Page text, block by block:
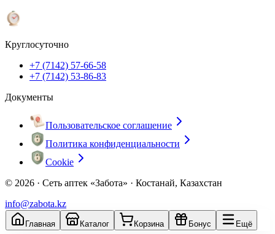
Круглосуточно
+7 (7142) 57-66-58
+7 (7142) 53-86-83
Документы
Пользовательское соглашение
Политика конфиденциальности
Cookie
© 2026 · Сеть аптек «Забота» · Костанай, Казахстан
info@zabota.kz
Главная Каталог Корзина Бонус Ещё